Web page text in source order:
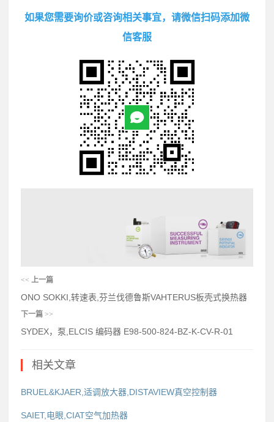
如果您需要询价或咨询相关事宜，请微信扫码添加微
信客服
<< 上一篇
ONO SOKKI,转速表,芬兰伐德鲁斯VAHTERUS板壳式换热器
下一篇 >>
SYDEX，泵,ELCIS 编码器 E98-500-824-BZ-K-CV-R-01
相关文章
BRUEL&KJAER,适调放大器,DISTAVIEW真空控制器
SAIET,电眼,CIAT空气加热器